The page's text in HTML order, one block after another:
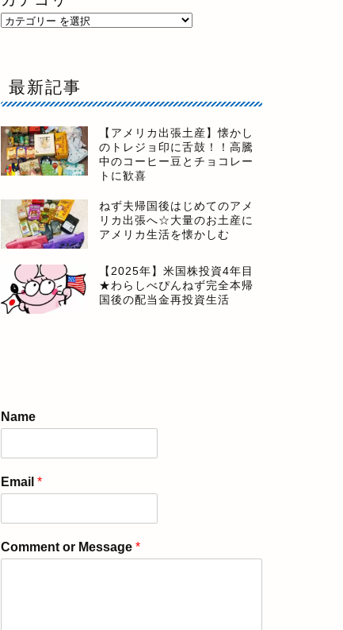
最新記事
【アメリカ出張土産】懐かし
のトレジョ印に舌鼓！！高騰
中のコーヒー豆とチョコレー
トに歓喜
ねず夫帰国後はじめてのアメ
リカ出張へ☆大量のお土産に
アメリカ生活を懐かしむ
【2025年】米国株投資4年目
★わらしべぴんねず完全本帰
国後の配当金再投資生活
Name
Email *
Comment or Message *